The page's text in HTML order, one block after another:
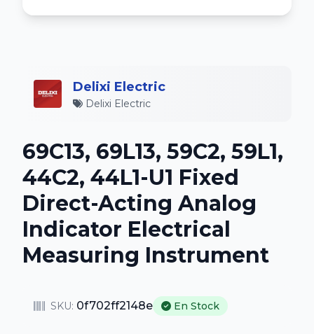
Delixi Electric
Delixi Electric
69C13, 69L13, 59C2, 59L1,
44C2, 44L1-U1 Fixed
Direct-Acting Analog
Indicator Electrical
Measuring Instrument
SKU: 0f702ff2148e En Stock